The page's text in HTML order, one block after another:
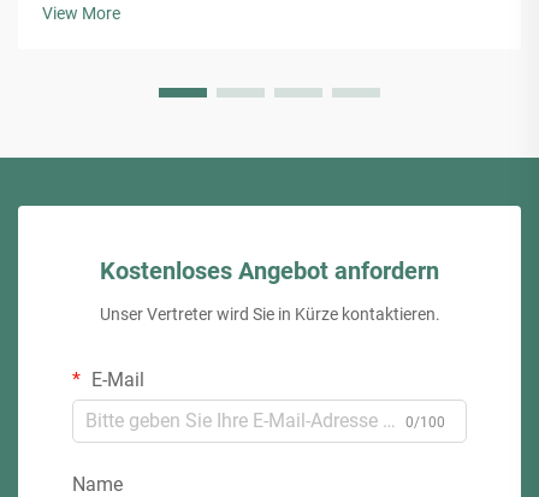
View More
Kostenloses Angebot anfordern
Unser Vertreter wird Sie in Kürze kontaktieren.
E-Mail
0/100
Name